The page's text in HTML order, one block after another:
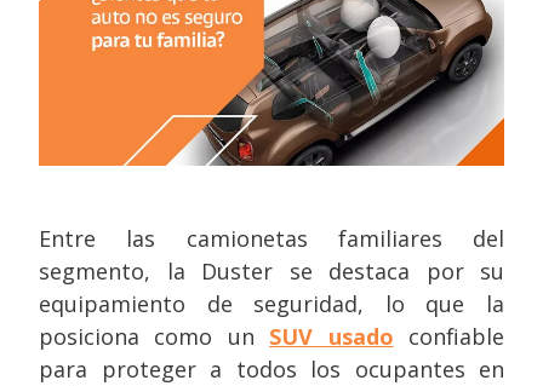
Entre las camionetas familiares del
segmento, la Duster se destaca por su
equipamiento de seguridad, lo que la
posiciona como un SUV usado confiable
para proteger a todos los ocupantes en